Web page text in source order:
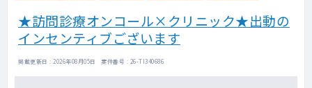
★訪問診療オンコール×クリニック★出動の
インセンティブございます
掲載更新日 : 2026年08月05日 案件番号 : 26-TI340686